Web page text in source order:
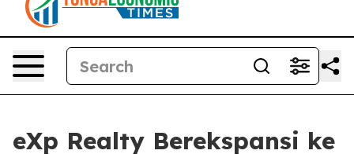
eXp Realty Berekspansi ke